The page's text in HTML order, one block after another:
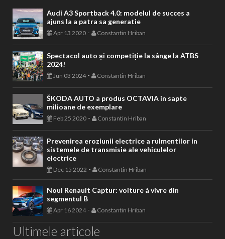
Audi A3 Sportback 4.0: modelul de succes a
ajuns la a patra sa generatie
Apr 13 2020 - Constantin Hriban
Spectacol auto și competiție la sânge la ATBS
2024!
Jun 03 2024- Constantin Hriban
ŠKODA AUTO a produs OCTAVIA in sapte
milioane de exemplare
Feb 25 2020 - Constantin Hriban
Prevenirea eroziunii electrice a rulmentilor in
sistemele de transmisie ale vehiculelor
electrice
Dec 15 2022 - Constantin Hriban
Noul Renault Captur: voiture à vivre din
segmentul B
Apr 16 2024- Constantin Hriban
Ultimele articole